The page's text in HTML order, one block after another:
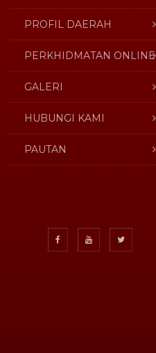
PROFIL DAERAH
PERKHIDMATAN ONLINE
GALERI
HUBUNGI KAMI
PAUTAN